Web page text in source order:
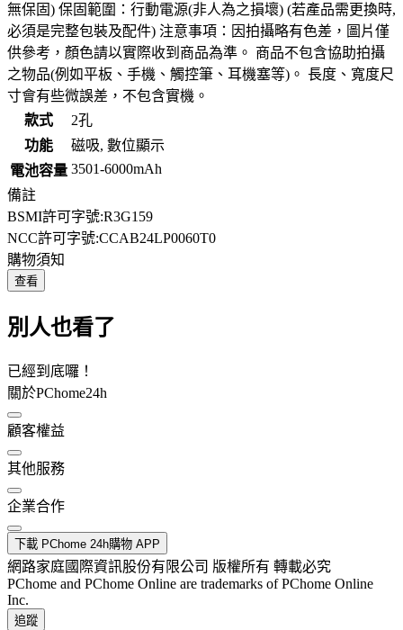
無保固) 保固範圍：行動電源(非人為之損壞) (若產品需更換時,
必須是完整包裝及配件) 注意事項：因拍攝略有色差，圖片僅
供參考，顏色請以實際收到商品為準。 商品不包含協助拍攝
之物品(例如平板、手機、觸控筆、耳機塞等)。 長度、寬度尺
寸會有些微誤差，不包含實機。
款式
2孔
功能
磁吸, 數位顯示
電池容量 3501-6000mAh
備註
BSMI許可字號:R3G159
NCC許可字號:CCAB24LP0060T0
購物須知
查看
別人也看了
已經到底囉！
關於PChome24h
顧客權益
其他服務
企業合作
下載 PChome 24h購物 APP
網路家庭國際資訊股份有限公司 版權所有 轉載必究
PChome and PChome Online are trademarks of PChome Online
Inc.
追蹤